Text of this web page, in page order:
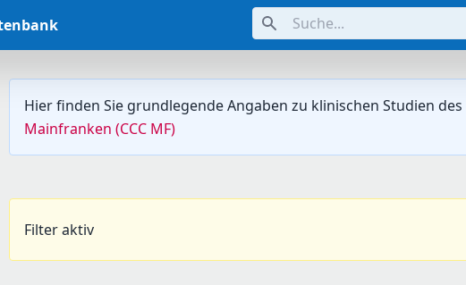
Hier finden Sie grundlegende Angaben zu klinischen Studien des
Mainfranken (CCC MF)
Suche...
Filter aktiv